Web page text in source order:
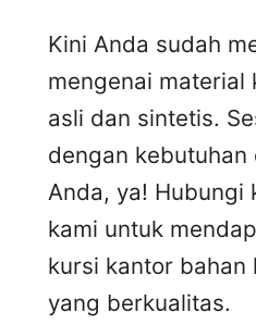
Kini Anda sudah
mengenai material
asli dan sintetis.
dengan kebutuhan
Anda, ya! Hubungi
kami untuk
kursi kantor bahan
yang berkualitas.